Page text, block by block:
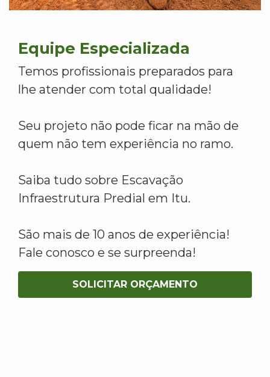
Equipe Especializada
Temos profissionais preparados para
lhe atender com total qualidade!
Seu projeto não pode ficar na mão de
quem não tem experiência no ramo.
Saiba tudo sobre Escavação
Infraestrutura Predial em Itu.
São mais de 10 anos de experiência!
Fale conosco e se surpreenda!
SOLICITAR ORÇAMENTO